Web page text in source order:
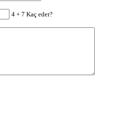
4 + 7 Kaç eder?